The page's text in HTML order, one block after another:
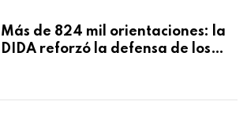
Más de 824 mil orientaciones: la
DIDA reforzó la defensa de los